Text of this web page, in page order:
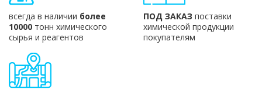
всегда в наличии более
10000 тонн химического
сырья и реагентов
ПОД ЗАКАЗ поставки
химической продукции
покупателям